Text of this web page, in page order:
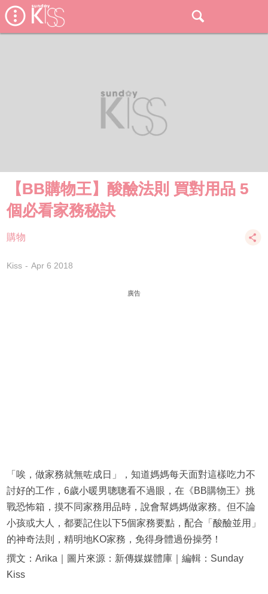
【BB購物王】酸醶法則 買對用品 5
個必看家務秘訣
購物
Kiss Apr 6 2018
廣告
「唉，做家務就無咗成日」，知道媽媽每天面對這樣吃力不
討好的工作，6歲小暖男聰聰看不過眼，在《BB購物王》挑
戰恐怖箱，摸不同家務用品時，說會幫媽媽做家務。但不論
小孩或大人，都要記住以下5個家務要點，配合「酸醶並用」
的神奇法則，精明地KO家務，免得身體過份操勞！
撰文：Arika｜圖片來源：新傳媒媒體庫｜編輯：Sunday
Kiss